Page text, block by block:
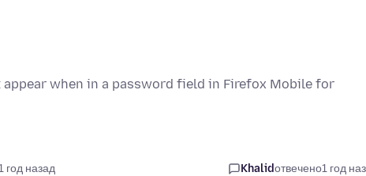
when in a password field in Firefox Mobile for
год назад Khalidотвечено1 год